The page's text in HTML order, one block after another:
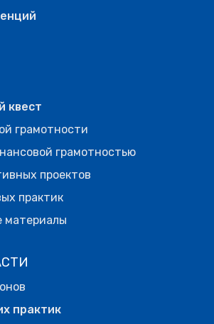
квест
грамотности
грамотностью
проектов
практик
материалы
практик